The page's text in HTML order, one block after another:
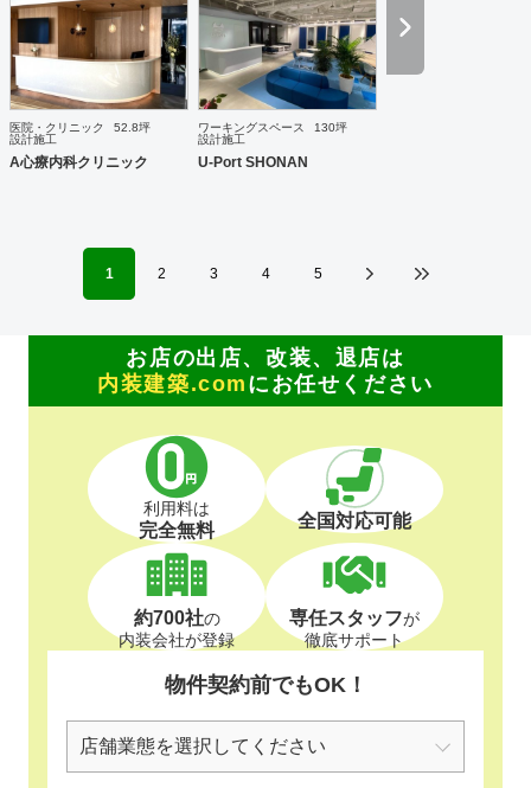
士もおりますので、立地に合わせた集客できる施設・店舗づ
くりを事業構想から、デザイン・設計・工事監理までサポー
トさせていただきます。
医院・クリニック
52.8坪
設計施工
A心療内科クリニック
ワーキングスペース
130坪
設計施工
U-Port SHONAN
1 2 3 4 5
お店の出店、改装、退店は
内装建築.com にお任せください
利用料は
完全無料 全国対応可能
約700社の
内装会社が登録
専任スタッフが
徹底サポート
物件契約前でもOK！